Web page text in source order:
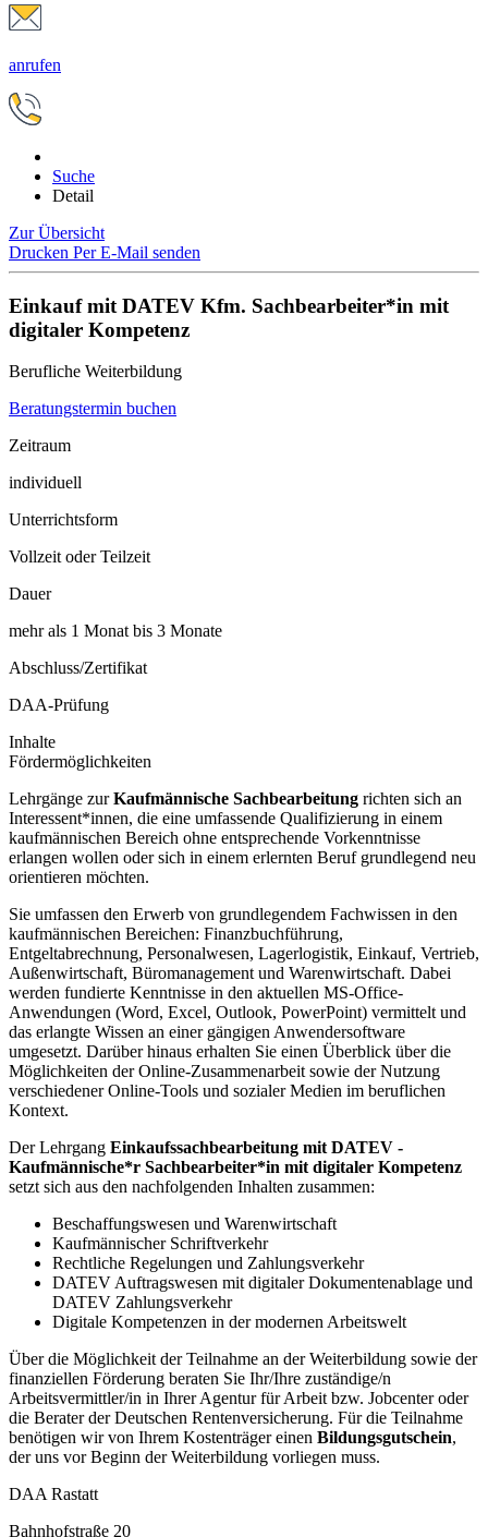
anrufen
Suche
Detail
Zur Übersicht
Drucken Per E-Mail senden
Einkauf mit DATEV Kfm. Sachbearbeiter*in mit
digitaler Kompetenz
Berufliche Weiterbildung
Beratungstermin buchen
Zeitraum
individuell
Unterrichtsform
Vollzeit oder Teilzeit
Dauer
mehr als 1 Monat bis 3 Monate
Abschluss/Zertifikat
DAA-Prüfung
Inhalte
Fördermöglichkeiten
Lehrgänge zurKaufmännische Sachbearbeitung richten sich an
Interessent*innen, die eine umfassende Qualifizierung in einem
kaufmännischen Bereich ohne entsprechende Vorkenntnisse
erlangen wollen oder sich in einem erlernten Beruf grundlegend neu
orientieren möchten.
Sie umfassen den Erwerb von grundlegendem Fachwissen in den
kaufmännischen Bereichen: Finanzbuchführung,
Entgeltabrechnung, Personalwesen, Lagerlogistik, Einkauf, Vertrieb,
Außenwirtschaft, Büromanagement und Warenwirtschaft. Dabei
werden fundierte Kenntnisse in den aktuellen MS-Office-
Anwendungen (Word, Excel, Outlook, PowerPoint) vermittelt und
das erlangte Wissen an einer gängigen Anwendersoftware
umgesetzt. Darüber hinaus erhalten Sie einen Überblick über die
Möglichkeiten der Online-Zusammenarbeit sowie der Nutzung
verschiedener Online-Tools und sozialer Medien im beruflichen
Kontext.
Der Lehrgang Einkaufssachbearbeitung mit DATEV -
Kaufmännische*r Sachbearbeiter*in mit digitaler Kompetenz
setzt sich aus den nachfolgenden Inhalten zusammen:
Beschaffungswesen und Warenwirtschaft
Kaufmännischer Schriftverkehr
Rechtliche Regelungen und Zahlungsverkehr
DATEV Auftragswesen mit digitaler Dokumentenablage und
DATEV Zahlungsverkehr
Digitale Kompetenzen in der modernen Arbeitswelt
Über die Möglichkeit der Teilnahme an der Weiterbildung sowie der
finanziellen Förderung beraten Sie Ihr/Ihre zuständige/n
Arbeitsvermittler/in in Ihrer Agentur für Arbeit bzw. Jobcenter oder
die Berater der Deutschen Rentenversicherung. Für die Teilnahme
benötigen wir von Ihrem Kostenträger einen Bildungsgutschein,
der uns vor Beginn der Weiterbildung vorliegen muss.
DAA Rastatt
Bahnhofstraße 20